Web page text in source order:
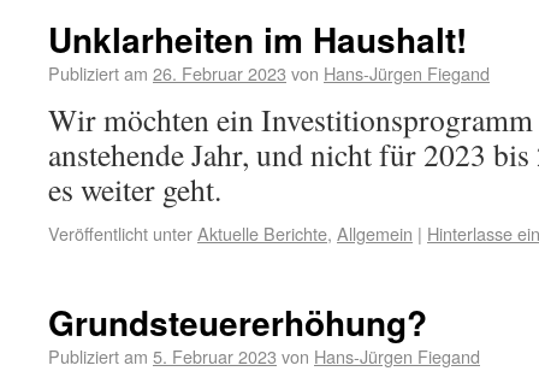
Unklarheiten im Haushalt!
Publiziert am 26. Februar 2023 von Hans-Jürgen Fiegand
Wir möchten ein
anstehende Jahr, und nicht für 2023
es weiter geht.
Veröffentlicht unterAktuelle Berichte, Allgemein | Hinterlasse
Grundsteuererhöhung?
Publiziert am 5. Februar 2023 von Hans-Jürgen Fiegand